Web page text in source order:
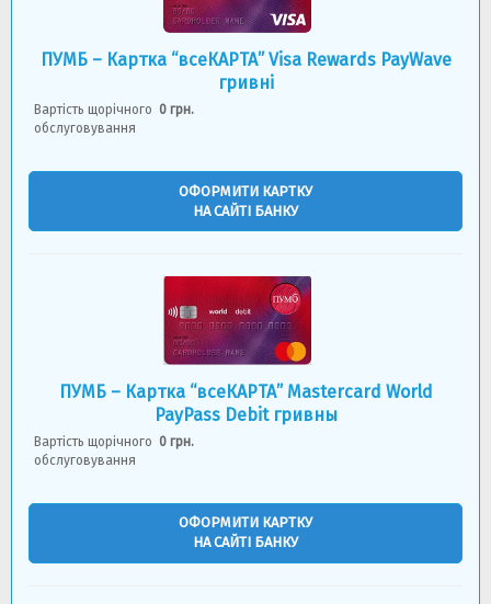
ПУМБ – Картка “всеКАРТА” Visa Rewards PayWave
гривні
Вартість щорічного
обслуговування
0 грн.
ОФОРМИТИ КАРТКУ
НА САЙТІ БАНКУ
ПУМБ – Картка “всеКАРТА” Mastercard World
PayPass Debit гривны
Вартість щорічного
обслуговування
0 грн.
ОФОРМИТИ КАРТКУ
НА САЙТІ БАНКУ